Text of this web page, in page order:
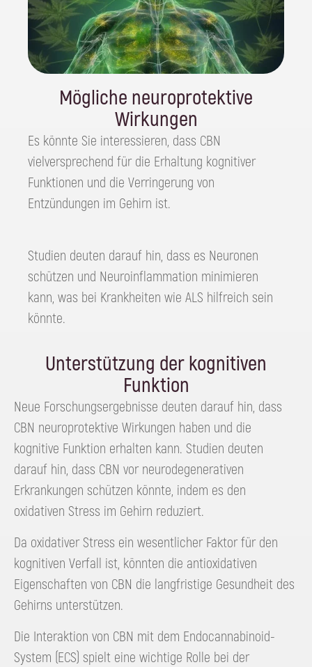
Mögliche neuroprotektive
Wirkungen
Es könnte Sie interessieren, dass CBN
vielversprechend für die Erhaltung kognitiver
Funktionen und die Verringerung von
Entzündungen im Gehirn ist.
Studien deuten darauf hin, dass es Neuronen
schützen und Neuroinflammation minimieren
kann, was bei Krankheiten wie ALS hilfreich sein
könnte.
Unterstützung der kognitiven
Funktion
Neue Forschungsergebnisse deuten darauf hin, dass
CBN neuroprotektive Wirkungen haben und die
kognitive Funktion erhalten kann. Studien deuten
darauf hin, dass CBN vor neurodegenerativen
Erkrankungen schützen könnte, indem es den
oxidativen Stress im Gehirn reduziert.
Da oxidativer Stress ein wesentlicher Faktor für den
kognitiven Verfall ist, könnten die antioxidativen
Eigenschaften von CBN die langfristige Gesundheit des
Gehirns unterstützen.
Die Interaktion von CBN mit dem Endocannabinoid-
System (ECS) spielt eine wichtige Rolle bei der